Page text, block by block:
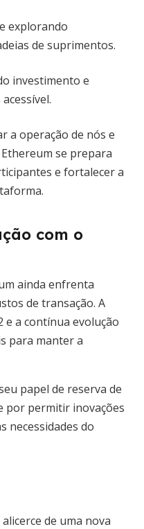
explorando
de suprimentos.
investimento e
a operação de nós e
se prepara
e fortalecer a
com o
ainda enfrenta
de transação. A
e a contínua evolução
para manter a
papel de reserva de
por permitir inovações
necessidades do
de uma nova